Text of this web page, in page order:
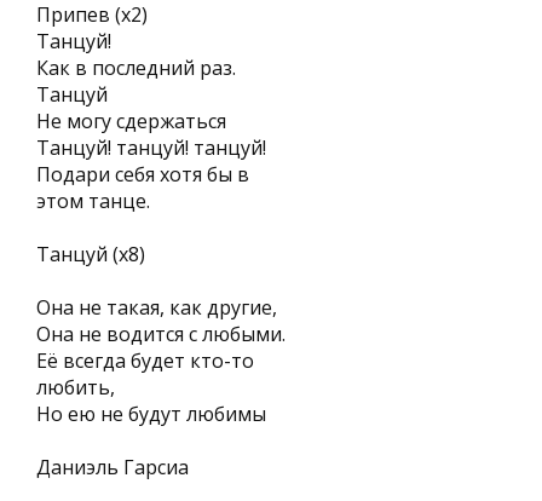
Припев (х2)
Танцуй!
Как в последний раз.
Танцуй
Не могу сдержаться
Танцуй! танцуй! танцуй!
Подари себя хотя бы в
этом танце.
Танцуй (х8)
Она не такая, как другие,
Она не водится с любыми.
Её всегда будет кто-то
любить,
Но ею не будут любимы
Даниэль Гарсиа